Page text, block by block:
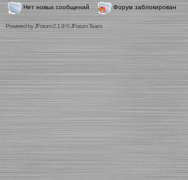
Нет новых сообщений Форум заблокирован
Powered byJForum 2.1.9©JForum Team